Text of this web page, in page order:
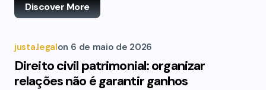
Discover More
justa.legalon 6 de maio de 2026
Direito civil patrimonial: organizar
relações não é garantir ganhos